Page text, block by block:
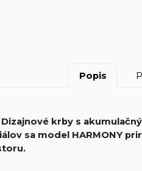
Popis
Dizajnové krby s
sa model HARMONY